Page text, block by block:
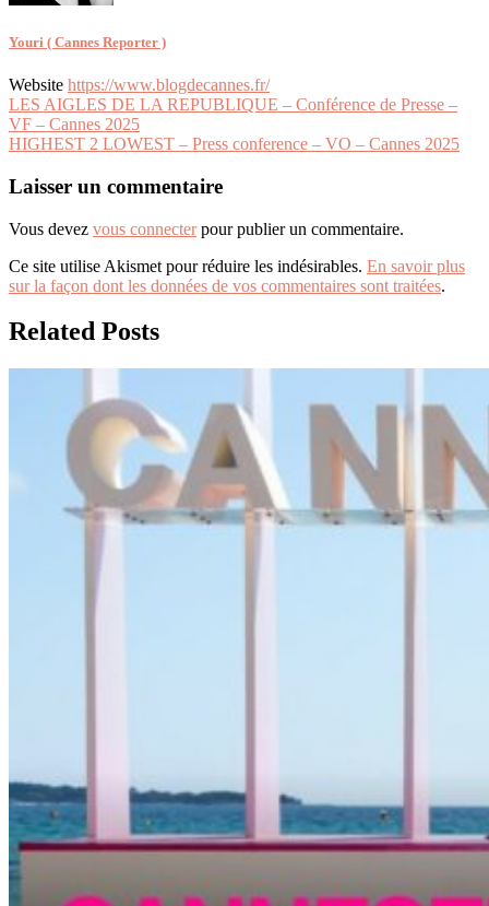
Youri ( Cannes Reporter )
Website https://www.blogdecannes.fr/
Navigation
de
LES AIGLES DE LA REPUBLIQUE – Conférence de Presse –
VF – Cannes 2025
HIGHEST 2 LOWEST – Press conference – VO – Cannes 2025
Laisser un commentaire
Vous devez vous connecterpour publier un commentaire.
Ce site utilise Akismet pour réduire les indésirables. En savoir plus
sur la façon dont les données de vos commentaires sont traitées.
Related Posts